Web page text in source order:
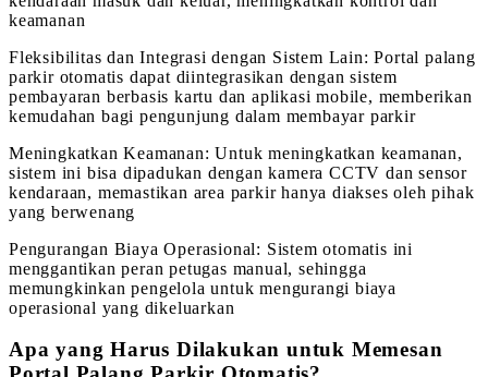
keamanan
Fleksibilitas dan Integrasi dengan Sistem Lain: Portal palang
parkir otomatis dapat diintegrasikan dengan sistem
pembayaran berbasis kartu dan aplikasi mobile, memberikan
kemudahan bagi pengunjung dalam membayar parkir
Meningkatkan Keamanan: Untuk meningkatkan keamanan,
sistem ini bisa dipadukan dengan kamera CCTV dan sensor
kendaraan, memastikan area parkir hanya diakses oleh pihak
yang berwenang
Pengurangan Biaya Operasional: Sistem otomatis ini
menggantikan peran petugas manual, sehingga
memungkinkan pengelola untuk mengurangi biaya
operasional yang dikeluarkan
Apa yang Harus Dilakukan untuk Memesan